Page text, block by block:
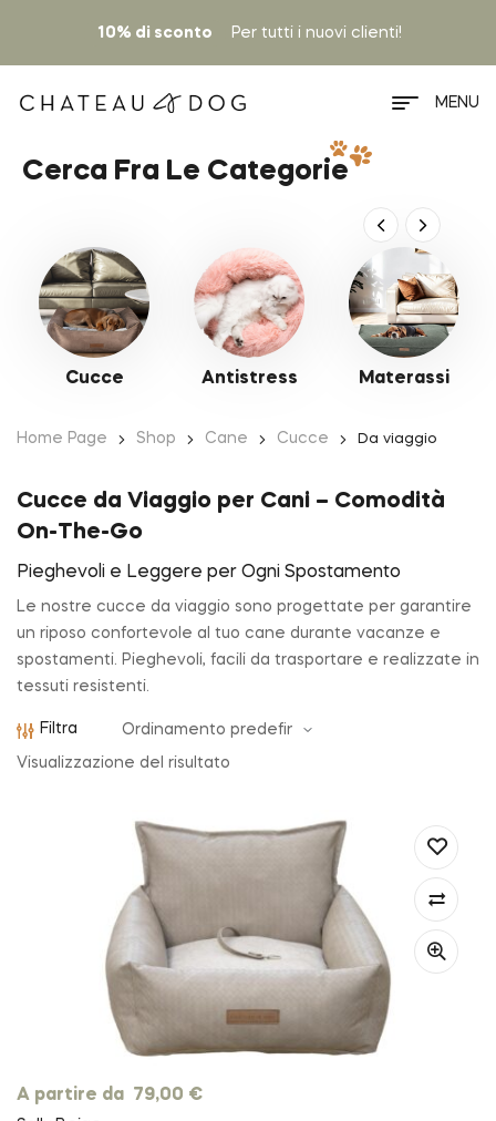
Per tutti i nuovi clienti!
10% di sconto
MENU
Cerca Fra Le Categorie
Cucce Antistress Materassi
Home Page Shop Cane Cucce Da viaggio
Cucce da Viaggio per Cani – Comodità
On-The-Go
Pieghevoli e Leggere per Ogni Spostamento
Le nostre cucce da viaggio sono progettate per garantire
un riposo confortevole al tuo cane durante vacanze e
spostamenti. Pieghevoli, facili da trasportare e realizzate in
tessuti resistenti.
Filtra
Visualizzazione del risultato
A partire da 79,00 €